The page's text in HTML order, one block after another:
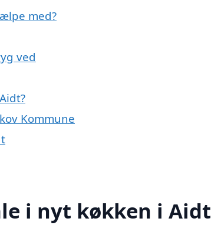
med?
ved
Kommune
i nyt køkken i Aidt